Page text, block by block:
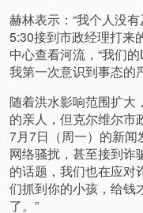
赫林表示：“我个人没
5:30接到市政经理打来
中心查看河流，“我们
我第一次意识到事态的
随着洪水影响范围扩大
的亲人，但克尔维尔市
7月7日（周一）的新闻
网络骚扰，甚至接到诈
的话题，我们也在应对
们抓到你的小孩，给钱
了。”